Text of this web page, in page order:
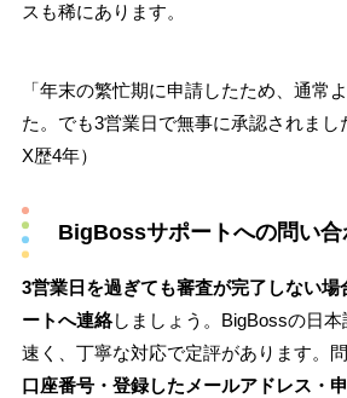
スも稀にあります。
「年末の繁忙期に申請したため、通常
た。でも3営業日で無事に承認されまし
X歴4年）
BigBossサポートへの問い合
3営業日を過ぎても審査が完了しない場
ートへ連絡しましょう。BigBossの日
速く、丁寧な対応で定評があります。
口座番号・登録したメールアドレス・